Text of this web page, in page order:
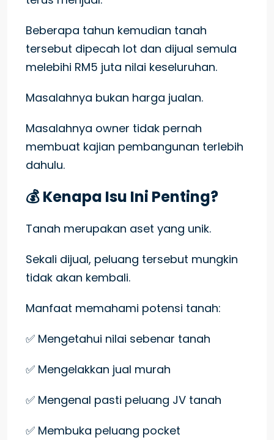
Beberapa tahun kemudian tanah
tersebut dipecah lot dan dijual semula
melebihi RM5 juta nilai keseluruhan.
Masalahnya bukan harga jualan.
Masalahnya owner tidak pernah
membuat kajian pembangunan terlebih
dahulu.
💰 Kenapa Isu Ini Penting?
Tanah merupakan aset yang unik.
Sekali dijual, peluang tersebut mungkin
tidak akan kembali.
Manfaat memahami potensi tanah:
✅ Mengetahui nilai sebenar tanah
✅ Mengelakkan jual murah
✅ Mengenal pasti peluang JV tanah
✅ Membuka peluang pocket